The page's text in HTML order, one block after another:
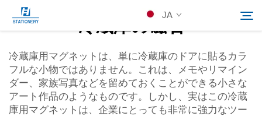
JA
製品
会社概要
Search
冷蔵庫の磁石
冷蔵庫用マグネットは、単に冷蔵庫のドアに貼るカラ
フルな小物ではありません。これは、メモやリマイン
ダー、家族写真などを留めておくことができる小さな
アート作品のようなものです。しかし、実はこの冷蔵
庫用マグネットは、企業にとっても非常に強力なツー